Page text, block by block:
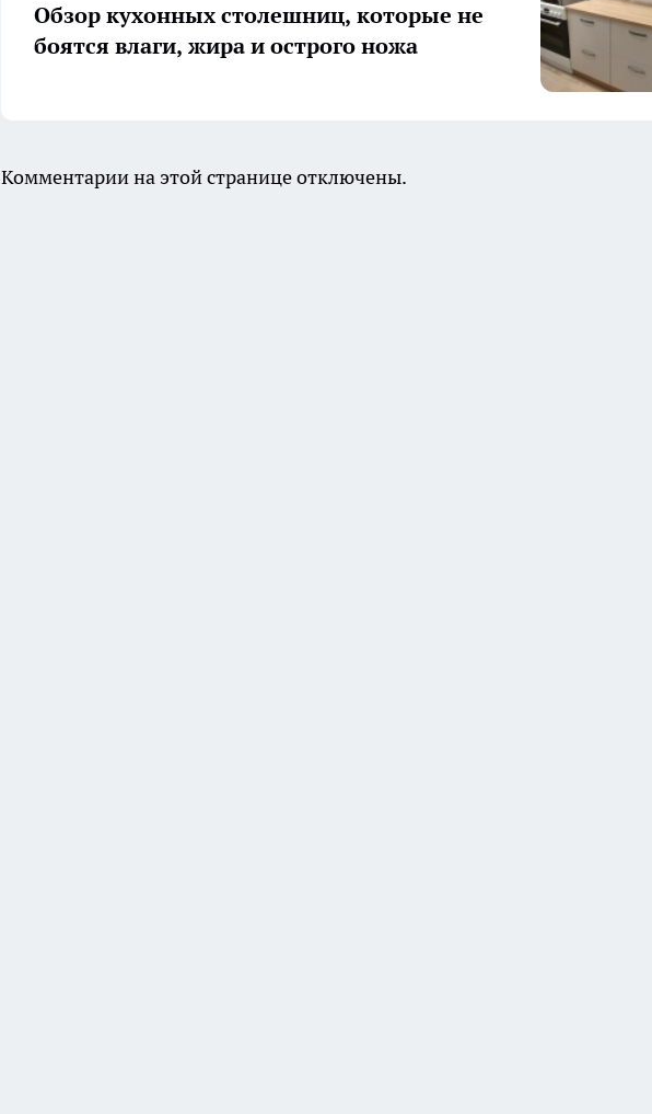
Обзор кухонных столешниц, которые не
боятся влаги, жира и острого ножа
Комментарии на этой странице отключены.